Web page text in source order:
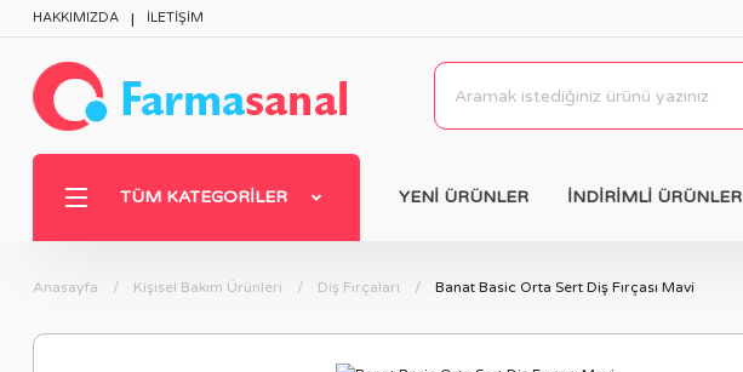
HAKKIMIZDA İLETİŞİM
TÜM KATEGORILER YENİ ÜRÜNLER İNDİRİMLİ ÜRÜNLER
Anasayfa Kişisel Bakım Ürünleri Diş Fırçaları Banat Basic Orta Sert Diş Fırçası Mavi